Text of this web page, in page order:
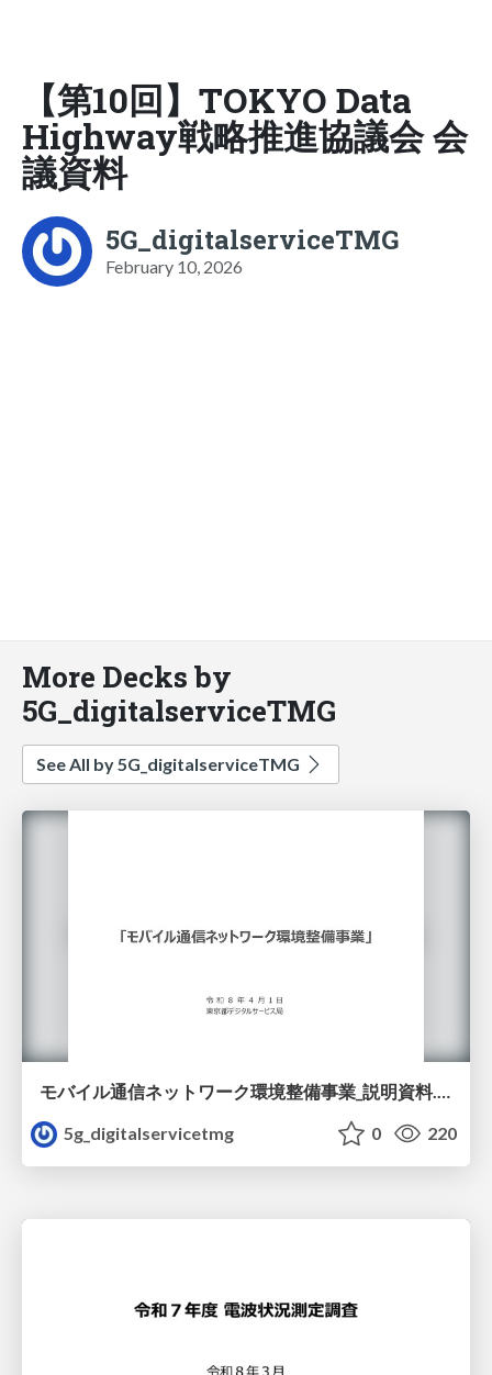
【第10回】TOKYO Data
Highway戦略推進協議会 会
議資料
5G_digitalserviceTMG
February 10, 2026
More Decks by
5G_digitalserviceTMG
See All by 5G_digitalserviceTMG
モバイル通信ネットワーク環境整備事業_説明資料.pdf
5g_digitalservicetmg
0 220